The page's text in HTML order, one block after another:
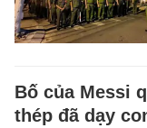
Bố của Messi
thép đã dạy